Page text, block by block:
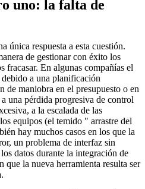
uno: la falta de
única respuesta a esta cuestión.
de gestionar con éxito los
fracasar. En algunas compañías el
a una planificación
de maniobra en el presupuesto o en
una pérdida progresiva de control
a la escalada de las
equipos (el temido " arrastre del
hay muchos casos en los que la
un problema de interfaz sin
datos durante la integración de
que la nueva herramienta resulta ser